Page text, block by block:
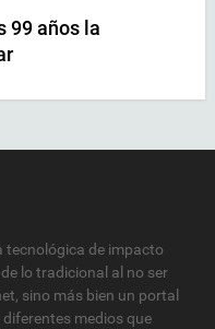
99 años la
tecnológica de impacto
lo tradicional al no ser
sino más bien un portal
medios que